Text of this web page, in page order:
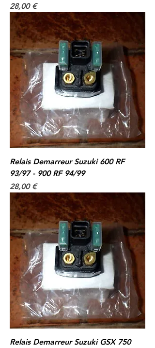
Prix
28,00 €
Relais Demarreur Suzuki 600 RF
93/97 - 900 RF 94/99
Prix
28,00 €
Relais Demarreur Suzuki GSX 750